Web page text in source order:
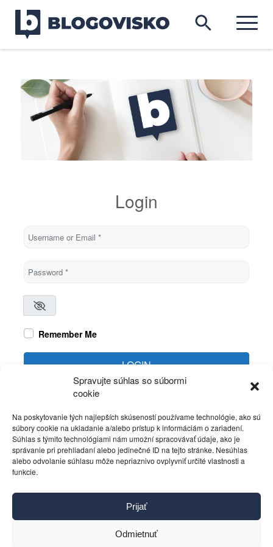
Spravujte súhlas so súbormi
cookie
Na poskytovanie tých najlepších skúseností používame technológie, ako sú
súbory cookie na ukladanie a/alebo prístup k informáciám o zariadení.
Súhlas s týmito technológiami nám umožní spracovávať údaje, ako je
správanie pri prehliadaní alebo jedinečné ID na tejto stránke. Nesúhlas
alebo odvolanie súhlasu môže nepriaznivo ovplyvniť určité vlastnosti a
funkcie.
Prijať
Odmietnuť
Login
Username or Email
Password*
Remember Me
LOGIN
Kontakt
Pravidlá používania